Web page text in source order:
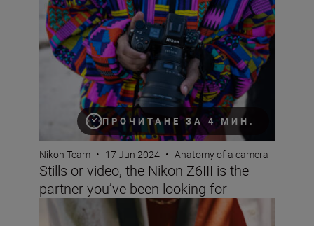
ПРОЧИТАНЕ ЗА 4 МИН.
Nikon Team • 17 Jun 2024 • Anatomy of a camera
Stills or video, the Nikon Z6III is the
partner you’ve been looking for
Beauty meets power with new Nikon Z f